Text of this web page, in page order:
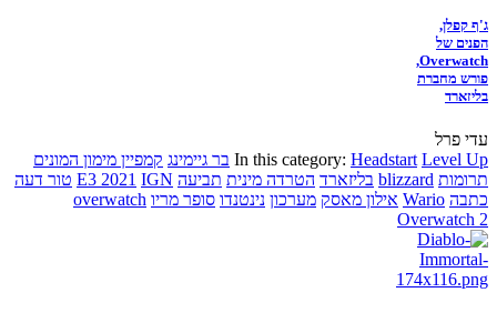
ג'ף קפלן,
הפנים של
Overwatch,
פורש מחברת
בליזארד
עדי פרל
In this category: Headstart Level Up בר גיימינג קמפיין מימון המונים
תרומות blizzard בליזארד הטרדה מינית תביעה E3 2021 IGN
טור דעה
כתבה Wario אילון מאסק מערכון נינטנדו סופר מריו overwatch
Overwatch 2